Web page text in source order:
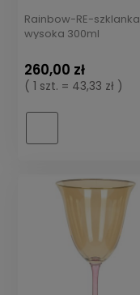
Rainbow-RE-szklanka
wysoka 300ml
260,00 zł
( 1 szt. = 43,33 zł )